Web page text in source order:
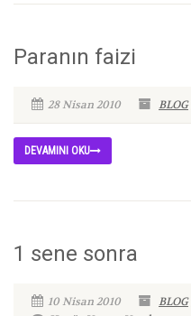
Paranın faizi
28 Nisan 2010 BLOG
DEVAMINI OKU
1 sene sonra
10 Nisan 2010 BLOG